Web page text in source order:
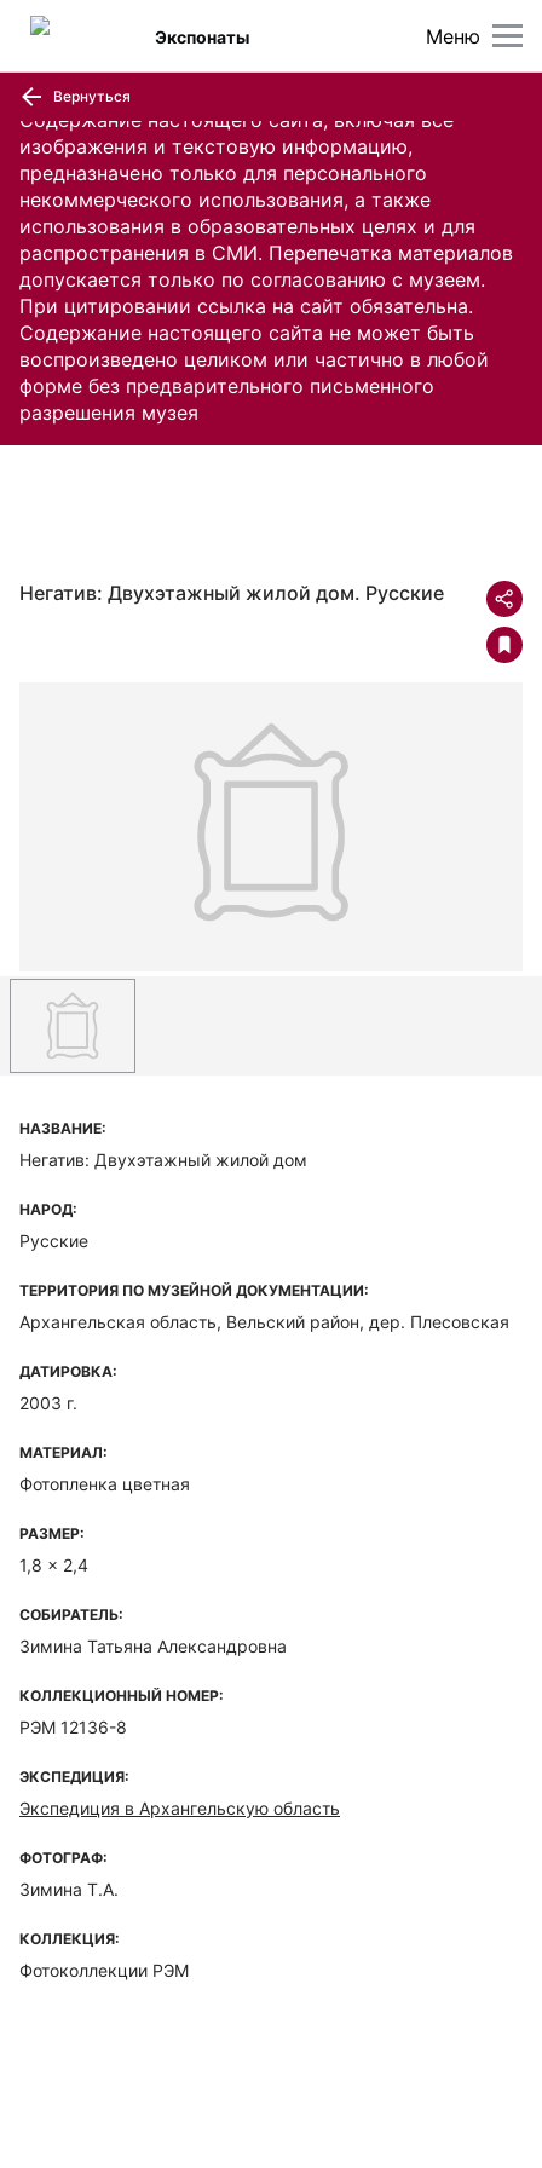
Содержание настоящего сайта, включая все
изображения и текстовую информацию,
предназначено только для персонального
некоммерческого использования, а также
использования в образовательных целях и для
распространения в СМИ. Перепечатка материалов
допускается только по согласованию с музеем.
При цитировании ссылка на сайт обязательна.
Содержание настоящего сайта не может быть
воспроизведено целиком или частично в любой
форме без предварительного письменного
разрешения музея
Меню
Экспонаты
Вернуться
Негатив: Двухэтажный жилой дом. Русские
НАЗВАНИЕ:
Негатив: Двухэтажный жилой дом
НАРОД:
Русские
ТЕРРИТОРИЯ ПО МУЗЕЙНОЙ ДОКУМЕНТАЦИИ:
Архангельская область, Вельский район, дер. Плесовская
ДАТИРОВКА:
2003 г.
МАТЕРИАЛ:
Фотопленка цветная
РАЗМЕР:
1,8 x 2,4
СОБИРАТЕЛЬ:
Зимина Татьяна Александровна
КОЛЛЕКЦИОННЫЙ НОМЕР:
РЭМ 12136-8
ЭКСПЕДИЦИЯ:
Экспедиция в Архангельскую область
ФОТОГРАФ:
Зимина Т.А.
КОЛЛЕКЦИЯ:
Фотоколлекции РЭМ